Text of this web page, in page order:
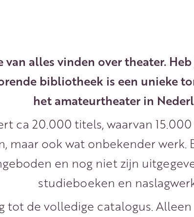
alles vinden over theater.
bibliotheek is een unieke
het amateurtheater in
ca 20.000 titels, waarvan
maar ook wat onbekender
en nog niet zijn
studieboeken en
tot de volledige catalogus.